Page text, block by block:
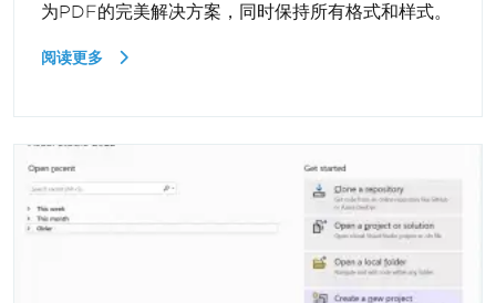
为PDF的完美解决方案，同时保持所有格式和样式。
阅读更多